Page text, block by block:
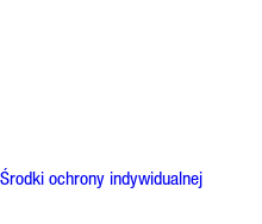
Środki ochrony indywidualnej